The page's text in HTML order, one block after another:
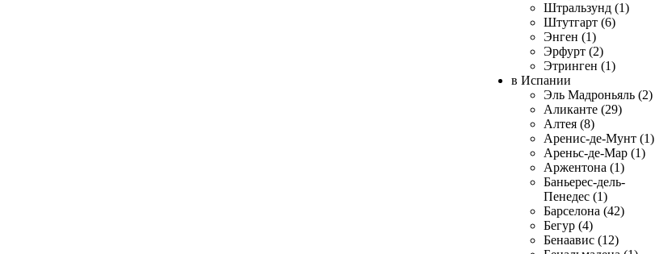
Штральзунд (1)
Штутгарт (6)
Энген (1)
Эрфурт (2)
Этринген (1)
в Испании
Эль Мадроньяль (2)
Аликанте (29)
Алтея (8)
Аренис-де-Мунт (1)
Ареньс-де-Мар (1)
Аржентона (1)
Баньерес-дель-
Пенедес (1)
Барселона (42)
Бегур (4)
Бенаавис (12)